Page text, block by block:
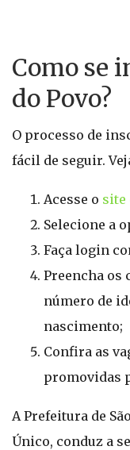
Como se
do Povo?
O processo de
fácil de seguir.
Acesse o site
Selecione a
Faça login
Preencha os
número de
nascimento;
Confira as
promovidas
A Prefeitura de
Único, conduz a